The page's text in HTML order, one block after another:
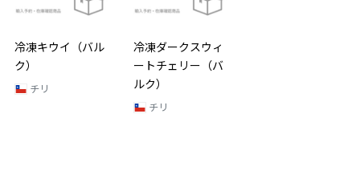
冷凍キウイ（バル
ク）
チリ
冷凍ダークスウィ
ートチェリー（バ
ルク）
チリ